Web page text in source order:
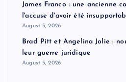
James Franco : une ancienne
l'accuse d'avoir été
August 5, 2026
Brad Pitt et Angelina Jolie :
leur guerre juridique
August 5, 2026